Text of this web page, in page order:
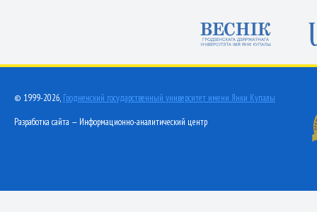
© 1999-2026, Гродненский государственный университет имени Янки Купалы
Разработка сайта — Информационно-аналитический центр